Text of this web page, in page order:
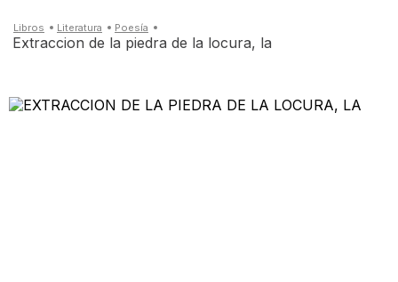
literatura poesía
extraccion de la piedra de la locura, la